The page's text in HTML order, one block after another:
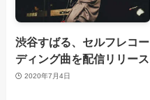
渋谷すばる、セルフレコー
ディング曲を配信リリース
2020年7月4日